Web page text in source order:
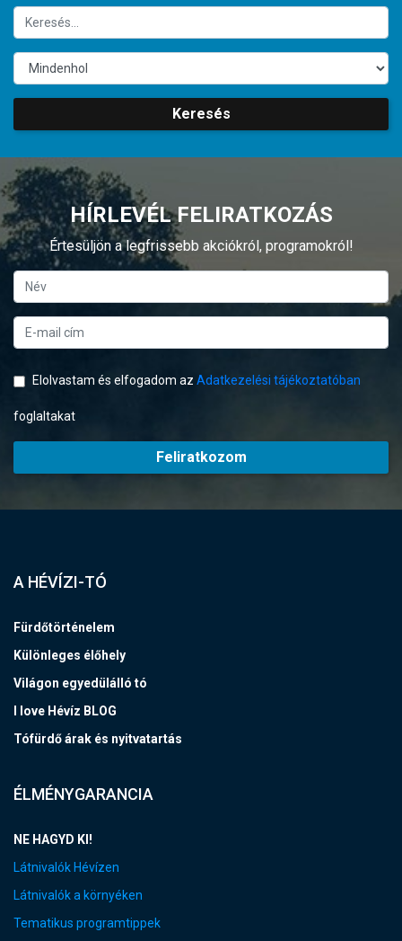
Keresés
HÍRLEVÉL FELIRATKOZÁS
Értesüljön a legfrissebb akciókról, programokról!
Elolvastam és elfogadom az Adatkezelési tájékoztatóban
foglaltakat
Feliratkozom
A HÉVÍZI-TÓ
Fürdőtörténelem
Különleges élőhely
Világon egyedülálló tó
I love Hévíz BLOG
Tófürdő árak és nyitvatartás
ÉLMÉNYGARANCIA
NE HAGYD KI!
Látnivalók Hévízen
Látnivalók a környéken
Tematikus programtippek